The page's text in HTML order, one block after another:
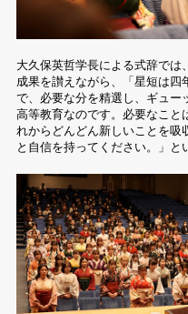
大久保英哲学長による式辞では
成果を讃えながら、「星短は
で、必要な分を精選し、ギュー
高等教育なのです。必要なこと
れからどんどん新しいことを吸
と自信を持ってください。」と